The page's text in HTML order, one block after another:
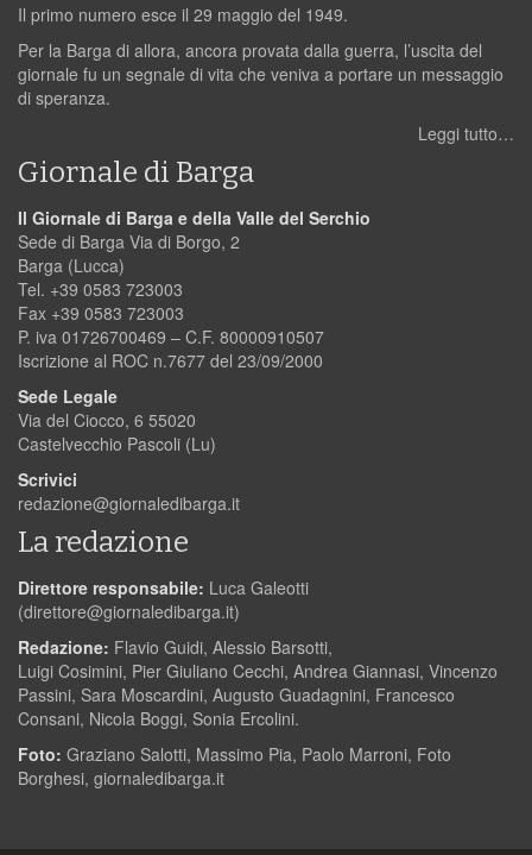
Il primo numero esce il 29 maggio del 1949.
Per la Barga di allora, ancora provata dalla guerra, l’uscita del
giornale fu un segnale di vita che veniva a portare un messaggio
di speranza.
Leggi tutto…
Giornale di Barga
Il Giornale di Barga e della Valle del Serchio
Sede di Barga Via di Borgo, 2
Barga (Lucca)
Tel. +39 0583 723003
Fax +39 0583 723003
P. iva 01726700469 – C.F. 80000910507
Iscrizione al ROC n.7677 del 23/09/2000
Sede Legale
Via del Ciocco, 6 55020
Castelvecchio Pascoli (Lu)
Scrivici
redazione@giornaledibarga.it
La redazione
Direttore responsabile: Luca Galeotti
(direttore@giornaledibarga.it)
Redazione: Flavio Guidi, Alessio Barsotti,
Luigi Cosimini, Pier Giuliano Cecchi, Andrea Giannasi, Vincenzo
Passini, Sara Moscardini, Augusto Guadagnini, Francesco
Consani, Nicola Boggi, Sonia Ercolini.
Foto: Graziano Salotti, Massimo Pia, Paolo Marroni, Foto
Borghesi, giornaledibarga.it